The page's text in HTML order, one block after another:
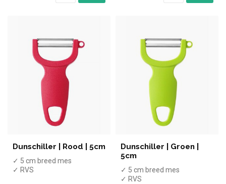
Dunschiller | Rood | 5cm
✓ 5 cm breed mes
✓ RVS
Dunschiller | Groen |
5cm
✓ 5 cm breed mes
✓ RVS